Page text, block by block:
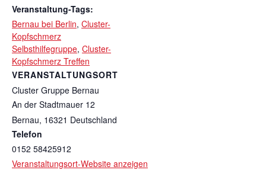
Veranstaltung-Tags:
Bernau bei Berlin, Cluster-
Kopfschmerz
Selbsthilfegruppe, Cluster-
Kopfschmerz Treffen
VERANSTALTUNGSORT
Cluster Gruppe Bernau
An der Stadtmauer 12
Bernau, 16321 Deutschland
Telefon
0152 58425912
Veranstaltungsort-Website anzeigen